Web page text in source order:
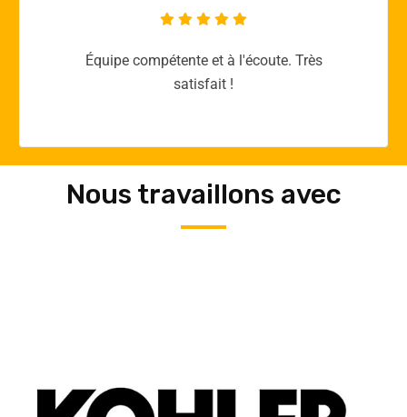
Merci yellow365.work pour votre expertise!
Nous travaillons avec